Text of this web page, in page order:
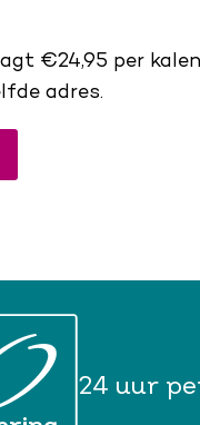
€24,95 per
adres.
24 uur